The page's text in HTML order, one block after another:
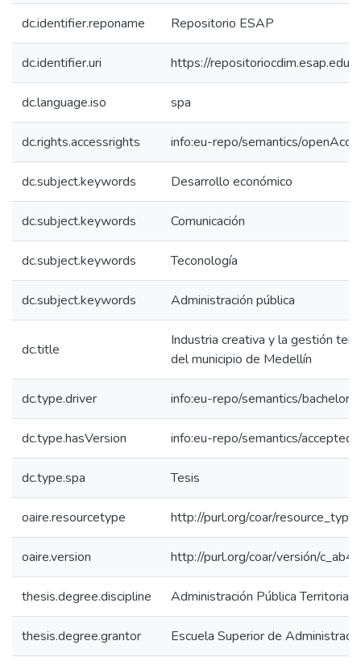
dc.identifier.reponame Repositorio ESAP
dc.identifier.uri https://
dc.language.iso spa
dc.rights.accessrights info:eu-repo/semantics/
dc.subject.keywords Desarrollo económico
dc.subject.keywords Comunicación
dc.subject.keywords Teconología
dc.subject.keywords Administración pública
dc.title
Industria creativa y la gestión
del municipio de Medellín
dc.type.driver info:eu-repo/semantics/
dc.type.hasVersion info:eu-repo/semantics/
dc.type.spa Tesis
oaire.resourcetype http://purl.org/coar/
oaire.version http://purl.org/coar/versión/
thesis.degree.discipline Administración Pública Territorial
thesis.degree.grantor Escuela Superior de